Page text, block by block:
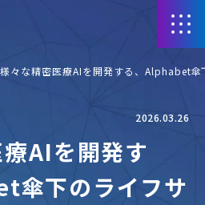
様々な精密医療AIを開発する、Alphabet
2026.03.26
AIを開発す
傘下のライフサ